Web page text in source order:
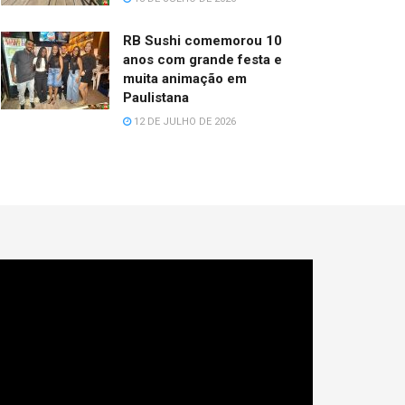
RB Sushi comemorou 10
anos com grande festa e
muita animação em
Paulistana
12 DE JULHO DE 2026